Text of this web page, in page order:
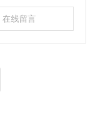
在线留言